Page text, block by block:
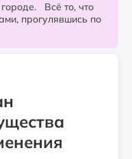
Всё то, что
прогулявшись по